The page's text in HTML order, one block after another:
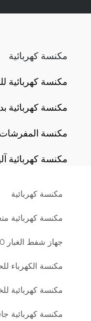
مكنسة كهربائية
مكنسة كهربائية
مكنسة كهربائية
مكنسة المفرشات
مكنسة كهربائية
مكنسة كهربائية
مكنسة كهربائية
جهاز شفط الغبار dc50
مكنسة الكهرباء
مكنسة كهربائية
مكنسة كهربائية